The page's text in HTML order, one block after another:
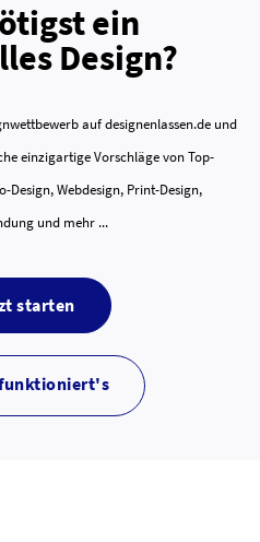
ein
Design?
auf designenlassen.de und
einzigartige Vorschläge von Top-
Design, Webdesign, Print-Design,
und mehr ...
starten